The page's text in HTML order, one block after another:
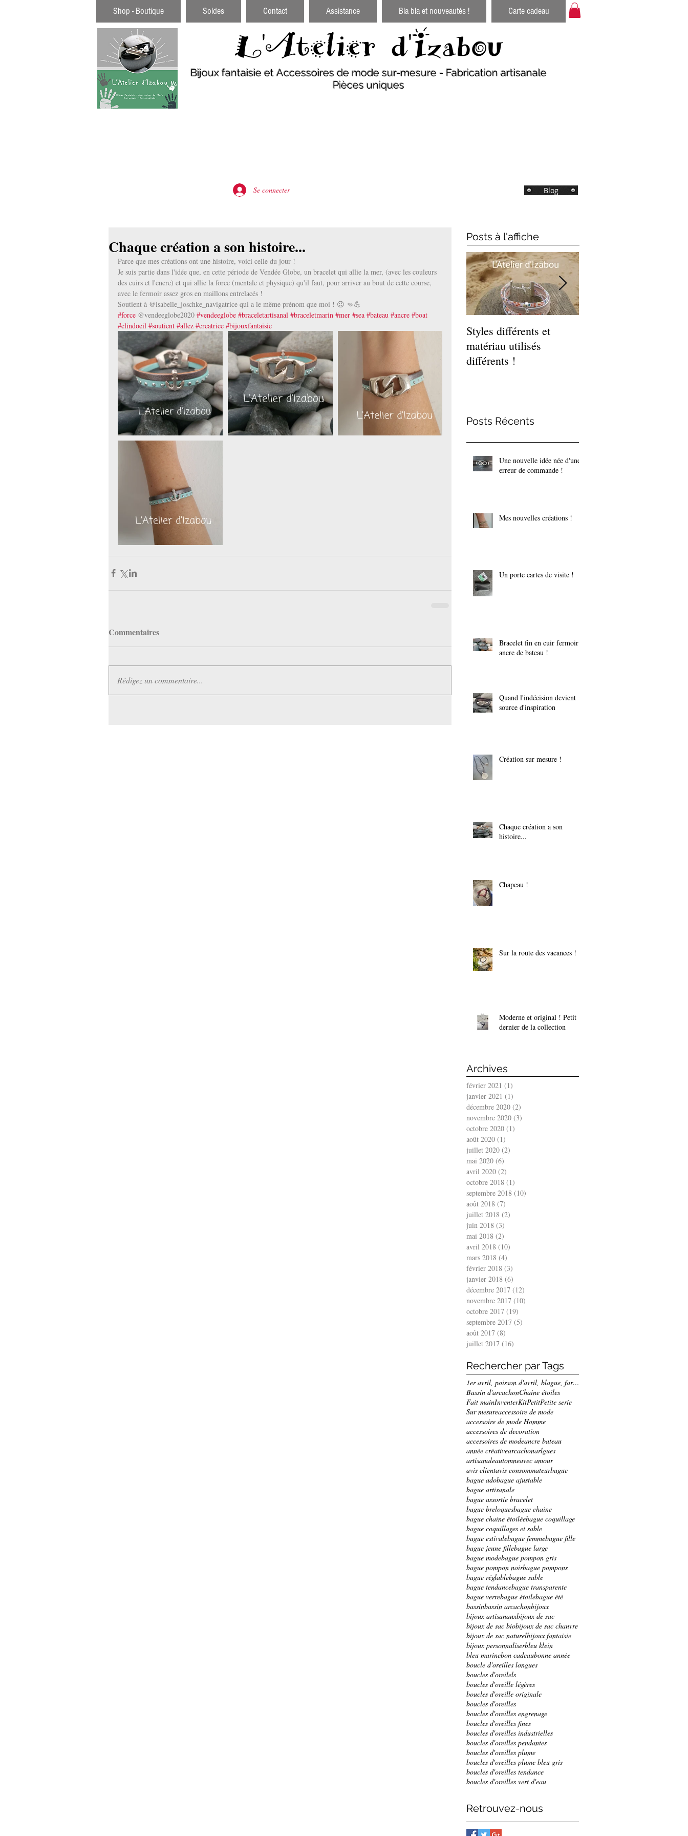
Shop - Boutique Soldes Contact Assistance Bla bla et nouveautés ! Carte cadeau
L'Atelier d'Izabou
Bijoux fantaisie et Accessoires de mode sur-mesure - Fabrication artisanale
Pièces uniques
Se connecter Blog
Chaque création a son histoire...
Parce que mes créations ont une histoire, voici celle du jour !
Je suis partie dans l'idée que, en cette période de Vendée Globe, un bracelet qui allie la mer, (avec les couleurs
des cuirs et l'encre) et qui allie la force (mentale et physique) qu'il faut, pour arriver au bout de cette course,
avec le fermoir assez gros en maillons entrelacés !
Soutient à @isabelle_joschke_navigatrice qui a le même prénom que moi ! 😉 👊💪
#force @vendeeglobe2020 #vendeeglobe #braceletartisanal #braceletmarin #mer #sea #bateau #ancre #boat
#clindoeil #soutient #allez #creatrice #bijouxfantaisie
Commentaires
Rédigez un commentaire...
Posts à l'affiche
Styles différents et
matériau utilisés
différents !
Posts Récents
Une nouvelle idée née d'une
erreur de commande !
Mes nouvelles créations !
Un porte cartes de visite !
Bracelet fin en cuir fermoir
ancre de bateau !
Quand l'indécision devient
source d'inspiration
Création sur mesure !
Chaque création a son
histoire...
Chapeau !
Sur la route des vacances !
Moderne et original ! Petit
dernier de la collection
Archives
février 2021 (1)
janvier 2021 (1)
décembre 2020 (2)
novembre 2020 (3)
octobre 2020 (1)
août 2020 (1)
juillet 2020 (2)
mai 2020 (6)
avril 2020 (2)
octobre 2018 (1)
septembre 2018 (10)
août 2018 (7)
juillet 2018 (2)
juin 2018 (3)
mai 2018 (2)
avril 2018 (10)
mars 2018 (4)
février 2018 (3)
janvier 2018 (6)
décembre 2017 (12)
novembre 2017 (10)
octobre 2017 (19)
septembre 2017 (5)
août 2017 (8)
juillet 2017 (16)
Rechercher par Tags
1er avril, poisson d'avril, blague, farce, bracele
Bassin d'arcachonChaine étoiles
Fait mainInventerKitPetitPetite serie
Sur mesureaccessoire de mode
accessoire de mode Homme
accessoires de decoration
accessoires de modeancre bateau
année créativearcachonarlgues
artisanaleautomneavec amour
avis clientavis consommateurbague
bague adobague ajustable
bague artisanale
bague assortie bracelet
bague breloquesbague chaine
bague chaine étoiléebague coquillage
bague coquillages et sable
bague estivalebague femmebague fille
bague jeune fillebague large
bague modebague pompon gris
bague pompon noirbague pompons
bague réglablebague sable
bague tendancebague transparente
bague verrebague étoilebague été
bassinbassin arcachonbijoux
bijoux artisanauxbijoux de sac
bijoux de sac biobijoux de sac chanvre
bijoux de sac naturelbijoux fantaisie
bijoux personnaliserbleu klein
bleu marinebon cadeaubonne année
boucle d'oreilles longues
boucles d'oreilels
boucles d'oreille légères
boucles d'oreille originale
boucles d'oreilles
boucles d'oreilles engrenage
boucles d'oreilles fines
boucles d'oreilles industrielles
boucles d'oreilles pendantes
boucles d'oreilles plume
boucles d'oreilles plume bleu gris
boucles d'oreilles tendance
boucles d'oreilles vert d'eau
Retrouvez-nous